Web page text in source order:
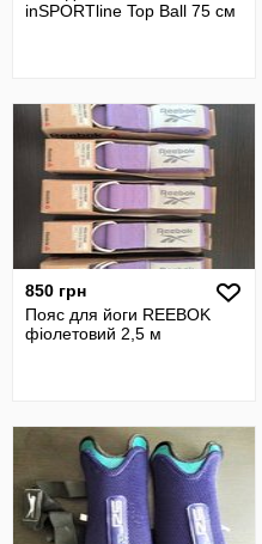
inSPORTline Top Ball 75 см
850 грн
Пояс для йоги REEBOK
фіолетовий 2,5 м